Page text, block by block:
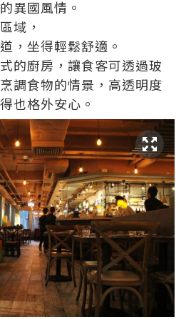
異國風情。
域，
，坐得輕鬆舒適。
的廚房，讓食客可透過玻
調食物的情景，高透明度
也格外安心。